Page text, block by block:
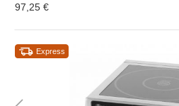
97,25 €
Express